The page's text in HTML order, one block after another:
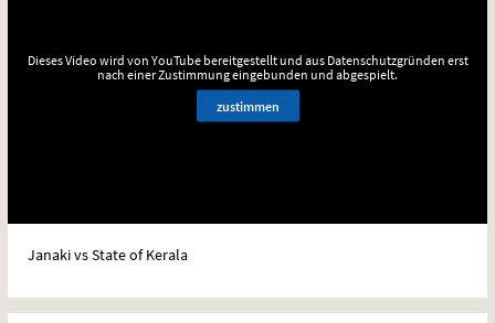
Dieses Video wird von YouTube bereitgestellt und aus Datenschutzgründen erst
nach einer Zustimmung eingebunden und abgespielt.
zustimmen
Janaki vs State of Kerala